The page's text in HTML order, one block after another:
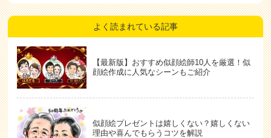
よく読まれている記事
【最新版】おすすめ似顔絵師10人を厳選！似
顔絵作成に人気なシーンもご紹介
似顔絵プレゼントは嬉しくない？嬉しくない
理由や喜んでもらうコツを解説